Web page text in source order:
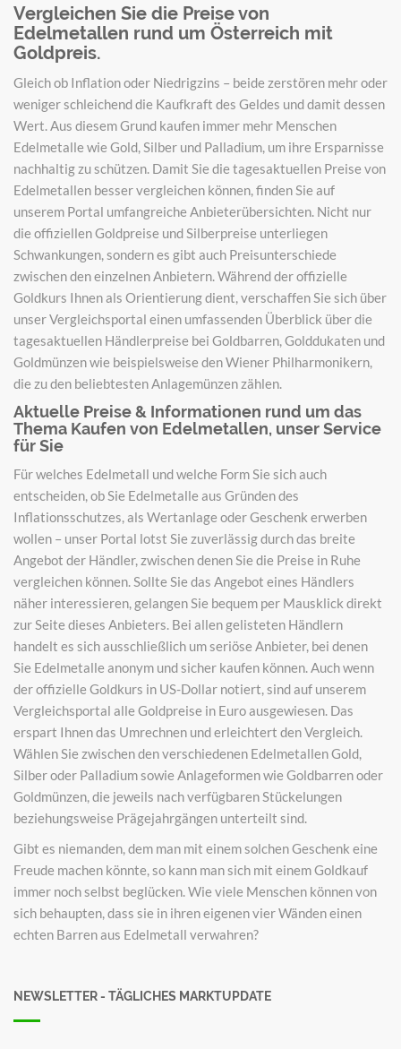
Vergleichen Sie die Preise von
Edelmetallen rund um Österreich mit
Goldpreis.
Gleich ob Inflation oder Niedrigzins – beide zerstören mehr oder
weniger schleichend die Kaufkraft des Geldes und damit dessen
Wert. Aus diesem Grund kaufen immer mehr Menschen
Edelmetalle wie Gold, Silber und Palladium, um ihre Ersparnisse
nachhaltig zu schützen. Damit Sie die tagesaktuellen Preise von
Edelmetallen besser vergleichen können, finden Sie auf
unserem Portal umfangreiche Anbieterübersichten. Nicht nur
die offiziellen Goldpreise und Silberpreise unterliegen
Schwankungen, sondern es gibt auch Preisunterschiede
zwischen den einzelnen Anbietern. Während der offizielle
Goldkurs Ihnen als Orientierung dient, verschaffen Sie sich über
unser Vergleichsportal einen umfassenden Überblick über die
tagesaktuellen Händlerpreise bei Goldbarren, Golddukaten und
Goldmünzen wie beispielsweise den Wiener Philharmonikern,
die zu den beliebtesten Anlagemünzen zählen.
Aktuelle Preise & Informationen rund um das
Thema Kaufen von Edelmetallen, unser Service
für Sie
Für welches Edelmetall und welche Form Sie sich auch
entscheiden, ob Sie Edelmetalle aus Gründen des
Inflationsschutzes, als Wertanlage oder Geschenk erwerben
wollen – unser Portal lotst Sie zuverlässig durch das breite
Angebot der Händler, zwischen denen Sie die Preise in Ruhe
vergleichen können. Sollte Sie das Angebot eines Händlers
näher interessieren, gelangen Sie bequem per Mausklick direkt
zur Seite dieses Anbieters. Bei allen gelisteten Händlern
handelt es sich ausschließlich um seriöse Anbieter, bei denen
Sie Edelmetalle anonym und sicher kaufen können. Auch wenn
der offizielle Goldkurs in US-Dollar notiert, sind auf unserem
Vergleichsportal alle Goldpreise in Euro ausgewiesen. Das
erspart Ihnen das Umrechnen und erleichtert den Vergleich.
Wählen Sie zwischen den verschiedenen Edelmetallen Gold,
Silber oder Palladium sowie Anlageformen wie Goldbarren oder
Goldmünzen, die jeweils nach verfügbaren Stückelungen
beziehungsweise Prägejahrgängen unterteilt sind.
Gibt es niemanden, dem man mit einem solchen Geschenk eine
Freude machen könnte, so kann man sich mit einem Goldkauf
immer noch selbst beglücken. Wie viele Menschen können von
sich behaupten, dass sie in ihren eigenen vier Wänden einen
echten Barren aus Edelmetall verwahren?
NEWSLETTER - TÄGLICHES MARKTUPDATE